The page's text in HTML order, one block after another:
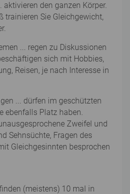
aktivieren den ganzen Körper.
trainieren Sie Gleichgewicht,
... regen zu Diskussionen
sich mit Hobbies,
Reisen, je nach Interesse in
... dürfen im geschützten
ebenfalls Platz haben.
Zweifel und
Sehnsüchte, Fragen des
Gleichgesinnten besprochen
(meistens) 10 mal in